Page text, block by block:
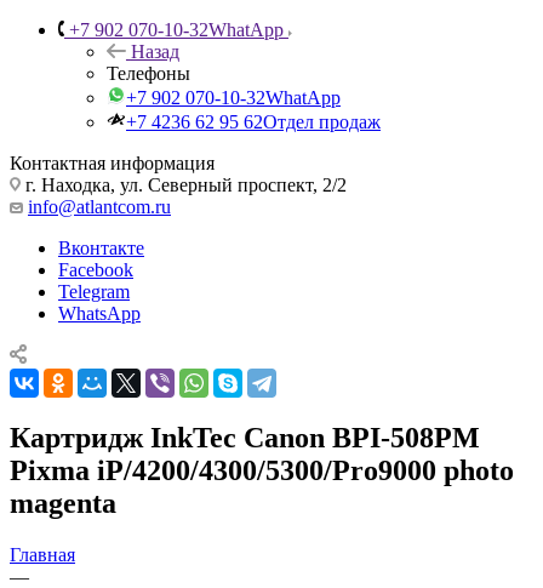
+7 902 070-10-32WhatApp
Назад
Телефоны
+7 902 070-10-32WhatApp
+7 4236 62 95 62Отдел продаж
Контактная информация
г. Находка, ул. Северный проспект, 2/2
info@atlantcom.ru
Вконтакте
Facebook
Telegram
WhatsApp
Картридж InkTec Canon BPI-508PM
Pixma iP/4200/4300/5300/Pro9000 photo
magenta
Главная
—